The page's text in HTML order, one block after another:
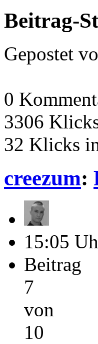
Beitrag-
Gepostet
0
3306
32 Klicks
creezum:
15:05
Beitrag
7
von
10